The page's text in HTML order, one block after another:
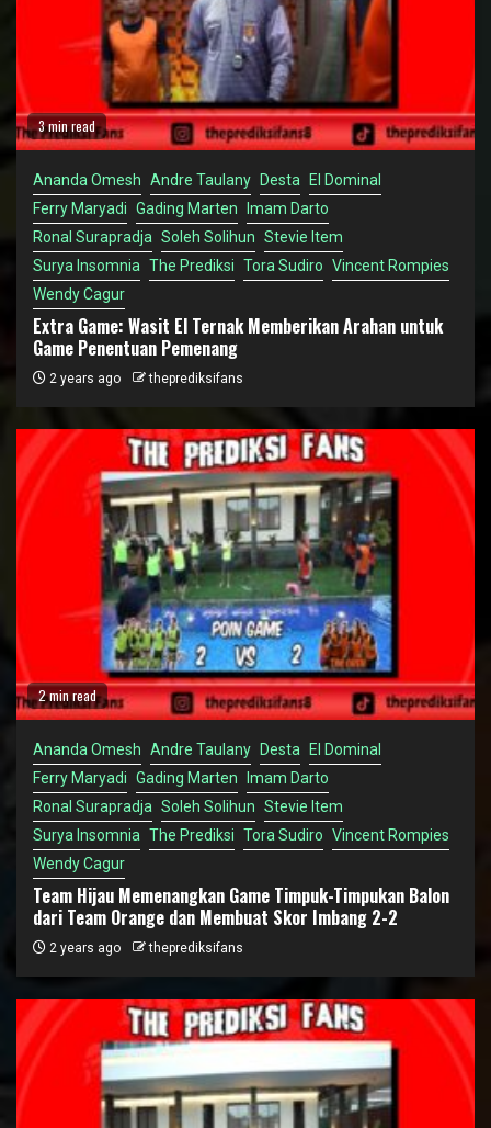
3 min read
Ananda Omesh Andre Taulany Desta
El Dominal
Ferry Maryadi Gading Marten
Imam Darto
Ronal Surapradja Soleh Solihun Stevie Item
Surya Insomnia The Prediksi Tora Sudiro Vincent Rompies
Wendy Cagur
Extra Game: Wasit El Ternak Memberikan Arahan untuk
Game Penentuan Pemenang
2 years ago theprediksifans
2 min read
Ananda Omesh Andre Taulany Desta
El Dominal
Ferry Maryadi Gading Marten
Imam Darto
Ronal Surapradja Soleh Solihun Stevie Item
Surya Insomnia The Prediksi Tora Sudiro Vincent Rompies
Wendy Cagur
Team Hijau Memenangkan Game Timpuk-Timpukan Balon
dari Team Orange dan Membuat Skor Imbang 2-2
2 years ago theprediksifans